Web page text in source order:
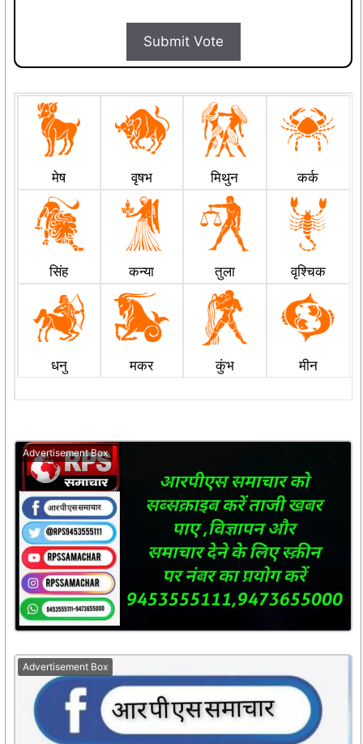
Submit Vote
मेष वृषभ मिथुन कर्क
सिंह कन्या तुला वृश्चिक
धनु मकर कुंभ मीन
Advertisement Box
Advertisement Box